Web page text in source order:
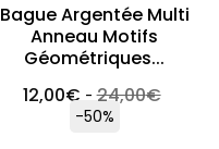
Bague Argentée Multi
Anneau Motifs
Géométriques...
12,00€ -24,00€
-50%